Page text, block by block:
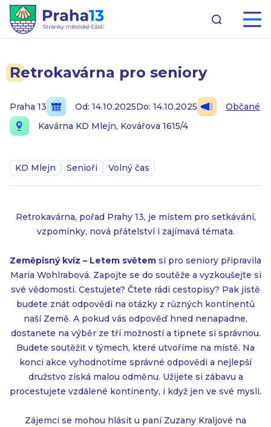
Retrokavárna pro seniory
Praha 13 Od: 14.10.2025Do: 14.10.2025
Občané
Kavárna KD Mlejn, Kovářova 1615/4
KD Mlejn Senioři Volný čas
Retrokavárna, pořad Prahy 13, je místem pro setkávání,
vzpomínky, nová přátelství i zajímavá témata.
Zeměpisný kvíz – Letem světem si pro seniory připravila
Maria Wohlrabová. Zapojte se do soutěže a vyzkoušejte si
své vědomosti. Cestujete? Čtete rádi cestopisy? Pak jistě
budete znát odpovědi na otázky z různých kontinentů
naší Země. A pokud vás odpověď hned nenapadne,
dostanete na výběr ze tří možností a tipnete si správnou.
Budete soutěžit v týmech, které utvoříme na místě. Na
konci akce vyhodnotíme správné odpovědi a nejlepší
družstvo získá malou odměnu. Užijete si zábavu a
procestujete vzdálené kontinenty, i když jen ve své mysli.
Zájemci se mohou hlásit u paní Zuzany Kraljové na